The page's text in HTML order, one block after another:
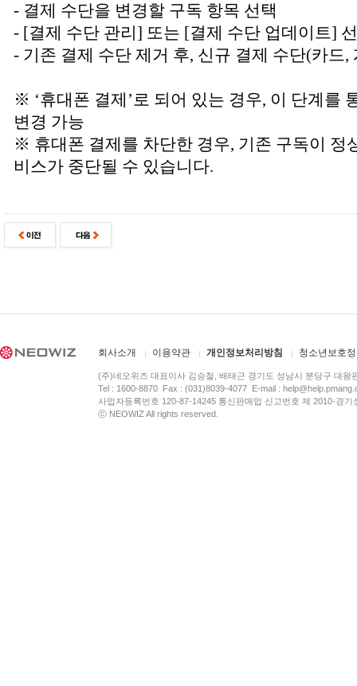
- 결제 수단을 변경할 구독 항목 선택
- [결제 수단 관리] 또는 [결제 수단 업데이트]
- 기존 결제 수단 제거 후, 신규 결제 수단(카드,
※ ‘휴대폰 결제’로 되어 있는 경우, 이 단계를
변경 가능
※ 휴대폰 결제를 차단한 경우, 기존 구독이 정
비스가 중단될 수 있습니다.
회사소개 이용약관 개인정보처리방침 청소년보호
(주)네오위즈 대표이사 김승철, 배태근 경기도 성남시 분당구 대왕
Tel : 1600-8870 Fax : (031)8039-4077 E-mail :
사업자등록번호 120-87-14245 통신판매업 신고번호 제 2010-경
ⓒ NEOWIZ All rights reserved.